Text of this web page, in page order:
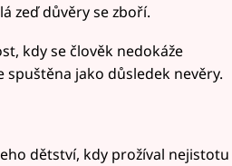
zeď důvěry se zboří.
kdy se člověk nedokáže
jako důsledek nevěry.
dětství, kdy prožíval nejistotu